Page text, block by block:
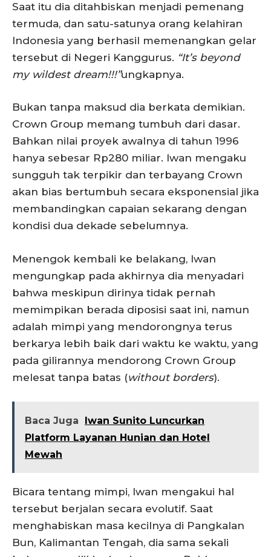
Saat itu dia ditahbiskan menjadi pemenang
termuda, dan satu-satunya orang kelahiran
Indonesia yang berhasil memenangkan gelar
tersebut di Negeri Kanggurus. “It’s beyond
my wildest dream!!!”ungkapnya.
Bukan tanpa maksud dia berkata demikian.
Crown Group memang tumbuh dari dasar.
Bahkan nilai proyek awalnya di tahun 1996
hanya sebesar Rp280 miliar. Iwan mengaku
sungguh tak terpikir dan terbayang Crown
akan bias bertumbuh secara eksponensial jika
membandingkan capaian sekarang dengan
kondisi dua dekade sebelumnya.
Menengok kembali ke belakang, Iwan
mengungkap pada akhirnya dia menyadari
bahwa meskipun dirinya tidak pernah
memimpikan berada diposisi saat ini, namun
adalah mimpi yang mendorongnya terus
berkarya lebih baik dari waktu ke waktu, yang
pada gilirannya mendorong Crown Group
melesat tanpa batas (without borders).
Baca Juga
Iwan Sunito Luncurkan
Platform Layanan Hunian dan Hotel
Mewah
Bicara tentang mimpi, Iwan mengakui hal
tersebut berjalan secara evolutif. Saat
menghabiskan masa kecilnya di Pangkalan
Bun, Kalimantan Tengah, dia sama sekali